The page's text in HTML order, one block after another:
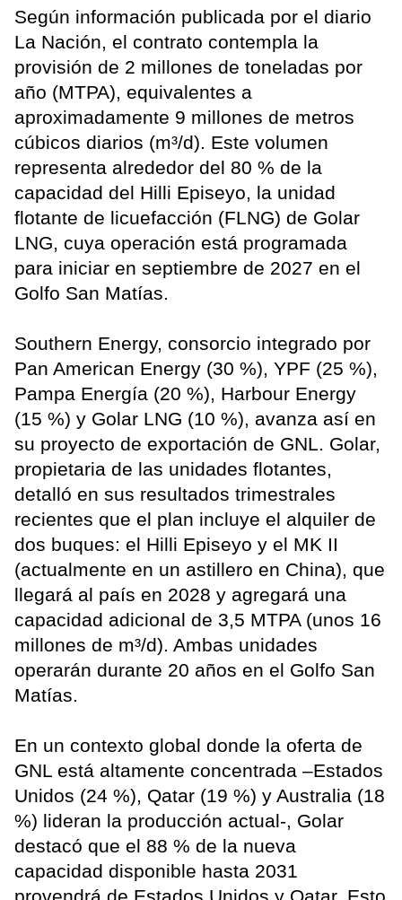
Según información publicada por el diario
La Nación, el contrato contempla la
provisión de 2 millones de toneladas por
año (MTPA), equivalentes a
aproximadamente 9 millones de metros
cúbicos diarios (m³/d). Este volumen
representa alrededor del 80 % de la
capacidad del Hilli Episeyo, la unidad
flotante de licuefacción (FLNG) de Golar
LNG, cuya operación está programada
para iniciar en septiembre de 2027 en el
Golfo San Matías.
Southern Energy, consorcio integrado por
Pan American Energy (30 %), YPF (25 %),
Pampa Energía (20 %), Harbour Energy
(15 %) y Golar LNG (10 %), avanza así en
su proyecto de exportación de GNL. Golar,
propietaria de las unidades flotantes,
detalló en sus resultados trimestrales
recientes que el plan incluye el alquiler de
dos buques: el Hilli Episeyo y el MK II
(actualmente en un astillero en China), que
llegará al país en 2028 y agregará una
capacidad adicional de 3,5 MTPA (unos 16
millones de m³/d). Ambas unidades
operarán durante 20 años en el Golfo San
Matías.
En un contexto global donde la oferta de
GNL está altamente concentrada –Estados
Unidos (24 %), Qatar (19 %) y Australia (18
%) lideran la producción actual-, Golar
destacó que el 88 % de la nueva
capacidad disponible hasta 2031
provendrá de Estados Unidos y Qatar. Esto